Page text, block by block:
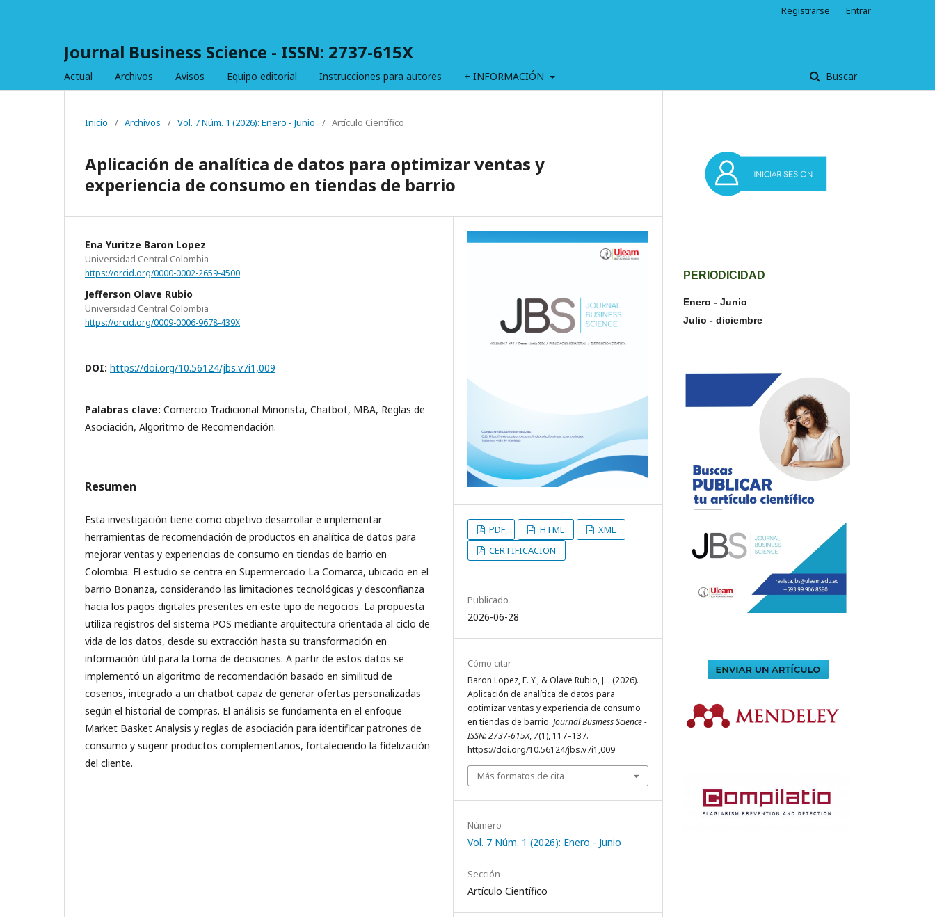
Journal Business Science - ISSN: 2737-615X
Actual Archivos Avisos Equipo editorial Instrucciones para autores + INFORMACIÓN Buscar
Registrarse Entrar
Inicio / Archivos / Vol. 7 Núm. 1 (2026): Enero - Junio / Artículo Científico
Aplicación de analítica de datos para optimizar ventas y
experiencia de consumo en tiendas de barrio
Ena Yuritze Baron Lopez
Universidad Central Colombia
https://orcid.org/0000-0002-2659-4500
Jefferson Olave Rubio
Universidad Central Colombia
https://orcid.org/0009-0006-9678-439X
DOI: https://doi.org/10.56124/jbs.v7i1,009
Palabras clave: Comercio Tradicional Minorista, Chatbot, MBA, Reglas de
Asociación, Algoritmo de Recomendación.
Resumen
Esta investigación tiene como objetivo desarrollar e implementar
herramientas de recomendación de productos en analítica de datos para
mejorar ventas y experiencias de consumo en tiendas de barrio en
Colombia. El estudio se centra en Supermercado La Comarca, ubicado en el
barrio Bonanza, considerando las limitaciones tecnológicas y desconfianza
hacia los pagos digitales presentes en este tipo de negocios. La propuesta
utiliza registros del sistema POS mediante arquitectura orientada al ciclo de
vida de los datos, desde su extracción hasta su transformación en
información útil para la toma de decisiones. A partir de estos datos se
implementó un algoritmo de recomendación basado en similitud de
cosenos, integrado a un chatbot capaz de generar ofertas personalizadas
según el historial de compras. El análisis se fundamenta en el enfoque
Market Basket Analysis y reglas de asociación para identificar patrones de
consumo y sugerir productos complementarios, fortaleciendo la fidelización
del cliente.
PDF HTML
XML
CERTIFICACION
Publicado
2026-06-28
Cómo citar
Baron Lopez, E. Y., & Olave Rubio, J. . (2026).
Aplicación de analítica de datos para
optimizar ventas y experiencia de consumo
en tiendas de barrio. Journal Business Science -
ISSN: 2737-615X, 7(1), 117–137.
https://doi.org/10.56124/jbs.v7i1,009
Más formatos de cita
Número
Vol. 7 Núm. 1 (2026): Enero - Junio
Sección
Artículo Científico
PERIODICIDAD
Enero - Junio
Julio - diciembre